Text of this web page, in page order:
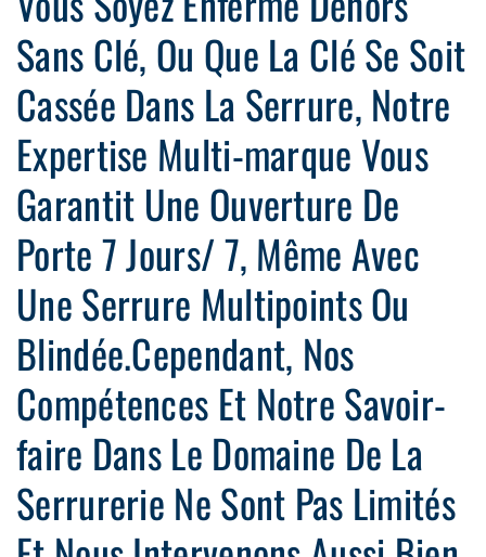
Sans Clé, Ou Que La Clé Se Soit
Cassée Dans La Serrure, Notre
Expertise Multi-marque Vous
Garantit Une Ouverture De
Porte 7 Jours/ 7, Même Avec
Une Serrure Multipoints Ou
Blindée.Cependant, Nos
Compétences Et Notre Savoir-
faire Dans Le Domaine De La
Serrurerie Ne Sont Pas Limités